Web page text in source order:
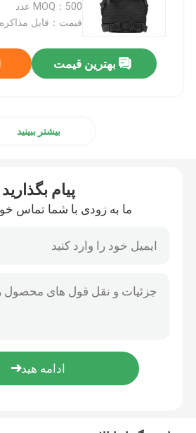
MOQ：500 عدد
قیمت：قابل مذاکره
بهترین قیمت
بیشتر ببینید
پیام بگذارید
ما به زودی با شما تماس